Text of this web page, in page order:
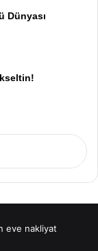
Dünyası
eve nakliyat